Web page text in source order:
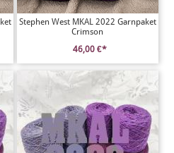
Stephen West MKAL 2022 Garnpaket
Crimson
46,00 €*